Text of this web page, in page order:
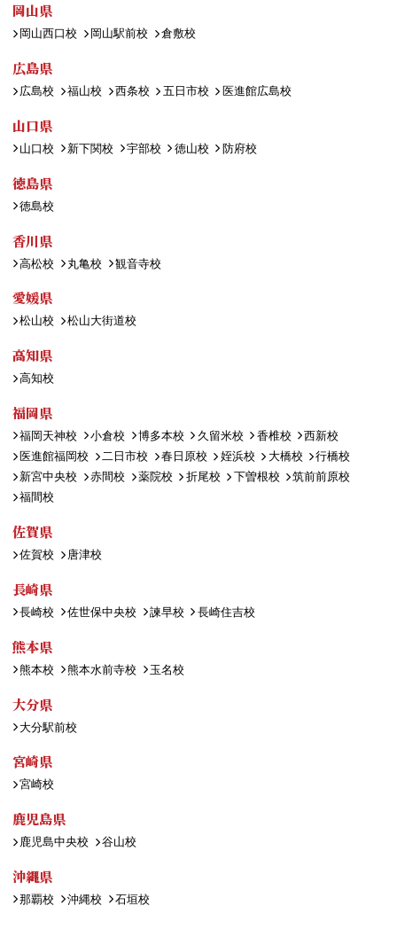
岡山県
岡山西口校 岡山駅前校 倉敷校
広島県
広島校 福山校 西条校 五日市校 医進館広島校
山口県
山口校 新下関校 宇部校 徳山校 防府校
徳島県
徳島校
香川県
高松校 丸亀校 観音寺校
愛媛県
松山校 松山大街道校
高知県
高知校
福岡県
福岡天神校 小倉校 博多本校 久留米校 香椎校
西新校
医進館福岡校
二日市校 春日原校 姪浜校 大橋校
行橋校
新宮中央校
赤間校 薬院校 折尾校 下曽根校
筑前前原校
福間校
佐賀県
佐賀校 唐津校
長崎県
長崎校 佐世保中央校 諫早校 長崎住吉校
熊本県
熊本校 熊本水前寺校 玉名校
大分県
大分駅前校
宮崎県
宮崎校
鹿児島県
鹿児島中央校 谷山校
沖縄県
那覇校 沖縄校 石垣校